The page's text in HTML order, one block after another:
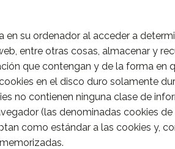
en su ordenador al acceder a
entre otras cosas, almacenar y
que contengan y de la forma en
en el disco duro solamente
no contienen ninguna clase de
(las denominadas cookies de
como estándar a las cookies y,